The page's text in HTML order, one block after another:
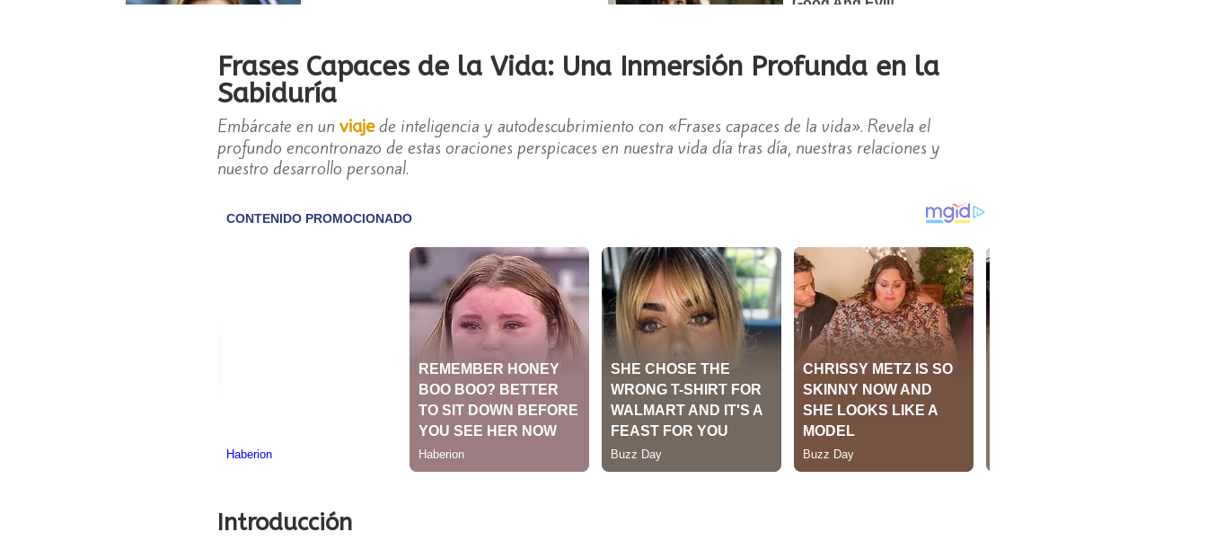
Frases Capaces de la Vida: Una Inmersión Profunda en la
Sabiduría
Embárcate en un viajede inteligencia y autodescubrimiento con «Frases capaces de la vida». Revela el
profundo encontronazo de estas oraciones perspicaces en nuestra vida día tras día, nuestras relaciones y
nuestro desarrollo personal.
Introducción